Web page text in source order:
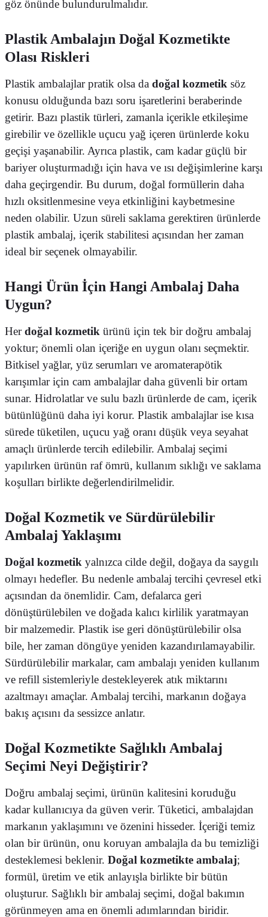
göz önünde bulundurulmalıdır.
Plastik Ambalajın Doğal Kozmetikte
Olası Riskleri
Plastik ambalajlar pratik olsa da doğal kozmetik söz
konusu olduğunda bazı soru işaretlerini beraberinde
getirir. Bazı plastik türleri, zamanla içerikle etkileşime
girebilir ve özellikle uçucu yağ içeren ürünlerde koku
geçişi yaşanabilir. Ayrıca plastik, cam kadar güçlü bir
bariyer oluşturmadığı için hava ve ısı değişimlerine karşı
daha geçirgendir. Bu durum, doğal formüllerin daha
hızlı oksitlenmesine veya etkinliğini kaybetmesine
neden olabilir. Uzun süreli saklama gerektiren ürünlerde
plastik ambalaj, içerik stabilitesi açısından her zaman
ideal bir seçenek olmayabilir.
Hangi Ürün İçin Hangi Ambalaj Daha
Uygun?
Herdoğal kozmetik ürünü için tek bir doğru ambalaj
yoktur; önemli olan içeriğe en uygun olanı seçmektir.
Bitkisel yağlar, yüz serumları ve aromaterapötik
karışımlar için cam ambalajlar daha güvenli bir ortam
sunar. Hidrolatlar ve sulu bazlı ürünlerde de cam, içerik
bütünlüğünü daha iyi korur. Plastik ambalajlar ise kısa
sürede tüketilen, uçucu yağ oranı düşük veya seyahat
amaçlı ürünlerde tercih edilebilir. Ambalaj seçimi
yapılırken ürünün raf ömrü, kullanım sıklığı ve saklama
koşulları birlikte değerlendirilmelidir.
Doğal Kozmetik ve Sürdürülebilir
Ambalaj Yaklaşımı
Doğal kozmetik yalnızca cilde değil, doğaya da saygılı
olmayı hedefler. Bu nedenle ambalaj tercihi çevresel etki
açısından da önemlidir. Cam, defalarca geri
dönüştürülebilen ve doğada kalıcı kirlilik yaratmayan
bir malzemedir. Plastik ise geri dönüştürülebilir olsa
bile, her zaman döngüye yeniden kazandırılamayabilir.
Sürdürülebilir markalar, cam ambalajı yeniden kullanım
ve refill sistemleriyle destekleyerek atık miktarını
azaltmayı amaçlar. Ambalaj tercihi, markanın doğaya
bakış açısını da sessizce anlatır.
Doğal Kozmetikte Sağlıklı Ambalaj
Seçimi Neyi Değiştirir?
Doğru ambalaj seçimi, ürünün kalitesini koruduğu
kadar kullanıcıya da güven verir. Tüketici, ambalajdan
markanın yaklaşımını ve özenini hisseder. İçeriği temiz
olan bir ürünün, onu koruyan ambalajla da bu temizliği
desteklemesi beklenir. Doğal kozmetikte ambalaj;
formül, üretim ve etik anlayışla birlikte bir bütün
oluşturur. Sağlıklı bir ambalaj seçimi, doğal bakımın
görünmeyen ama en önemli adımlarından biridir.